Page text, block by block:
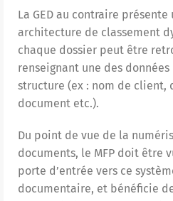
La GED au contraire présente
architecture de classement
chaque dossier peut être
renseignant une des
structure (ex : nom de client,
document etc.).
Du point de vue de la
documents, le MFP doit être
porte d’entrée vers ce
documentaire, et bénéficie